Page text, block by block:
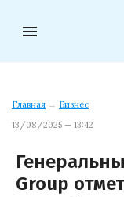
menu
Главная → Бизнес
13/08/2025 — 13:42
Group